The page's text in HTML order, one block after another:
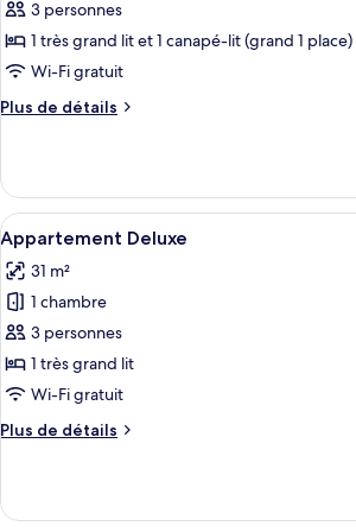
pour
ce
type
chambre :
Levels)
3 personnes
1 très grand lit et 1 canapé-lit (grand 1 place)
Wi-Fi gratuit
Plus de détails
Plus
le
type
de
chambre
Appartement
(2
Levels)
Afficher
toutes
les
photos
pour
ce
type
chambre :
Une
10
Appartement Deluxe
31 m²
1 chambre
3 personnes
1 très grand lit
Wi-Fi gratuit
Plus de détails
Plus
le